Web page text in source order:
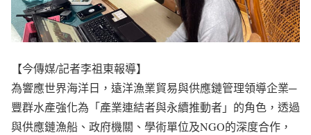
【今傳媒/記者李祖東報導】
為響應世界海洋日，遠洋漁業貿易與供應鏈管理領導企業─
豐群水產強化為「產業連結者與永續推動者」的角色，透過
與供應鏈漁船、政府機關、學術單位及NGO的深度合作，